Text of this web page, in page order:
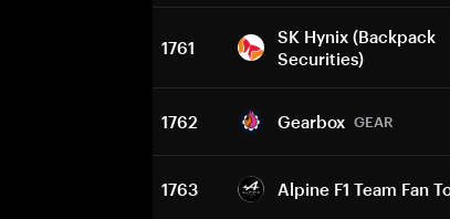
1761
SK Hynix (Backpack
Securities)
1762 Gearbox GEAR
1763 Alpine F1 Team Fan